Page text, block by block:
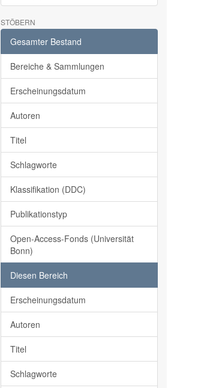
STÖBERN
Gesamter Bestand
Bereiche & Sammlungen
Erscheinungsdatum
Autoren
Titel
Schlagworte
Klassifikation (DDC)
Publikationstyp
Open-Access-Fonds (Universität
Bonn)
Diesen Bereich
Erscheinungsdatum
Autoren
Titel
Schlagworte